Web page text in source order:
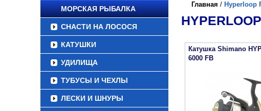
МОРСКАЯ РЫБАЛКА
СНАСТИ НА ЛОСОСЯ
КАТУШКИ
УДИЛИЩА
ТУБУСЫ И ЧЕХЛЫ
ЛЕСКИ И ШНУРЫ
Главная / Hyperloop
Катушка Shimano
6000 FB